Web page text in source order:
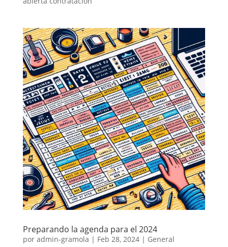
Preparando la agenda para el 2024
por admin-gramola | Feb 28, 2024| General